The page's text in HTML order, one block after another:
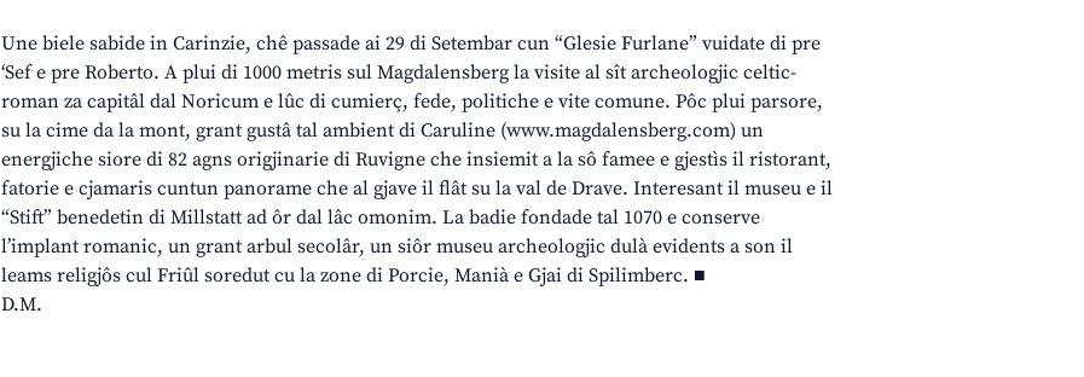
Une biele sabide in Carinzie, chê passade ai 29 di Setembar cun “Glesie Furlane” vuidate di pre
‘Sef e pre Roberto. A plui di 1000 metris sul Magdalensberg la visite al sît archeologjic celtic-
roman za capitâl dal Noricum e lûc di cumierç, fede, politiche e vite comune. Pôc plui parsore,
su la cime da la mont, grant gustâ tal ambient di Caruline (www.magdalensberg.com) un
energjiche siore di 82 agns origjinarie di Ruvigne che insiemit a la sô famee e gjestìs il ristorant,
fatorie e cjamaris cuntun panorame che al gjave il flât su la val de Drave. Interesant il museu e il
“Stift” benedetin di Millstatt ad ôr dal lâc omonim. La badie fondade tal 1070 e conserve
l’implant romanic, un grant arbul secolâr, un siôr museu archeologjic dulà evidents a son il
leams religjôs cul Friûl soredut cu la zone di Porcie, Manià e Gjai di Spilimberc. ■
D.M.